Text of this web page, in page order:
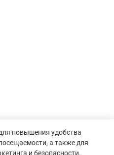
повышения удобства
а также для
и безопасности.